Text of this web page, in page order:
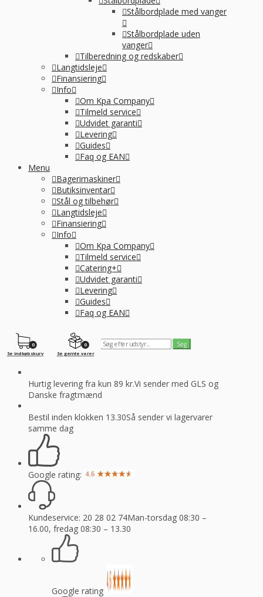
Stålbordplade med vanger
Stålbordplade uden
vanger
Tilberedning og redskaber
Langtidsleje
Finansiering
Info
Om Kpa Company
Tilmeld service
Udvidet garanti
Levering
Guides
Faq og EAN
Menu
Bagerimaskiner
Butiksinventar
Stål og tilbehør
Langtidsleje
Finansiering
Info
Om Kpa Company
Tilmeld service
Catering+
Udvidet garanti
Levering
Guides
Faq og EAN
0
Se gemte varer
0
Se indkøbskurv
Hurtig levering fra kun 89 kr.Vi sender med GLS og
Danske fragtmænd
Bestil inden klokken 13.30Så sender vi lagervarer
samme dag
Google rating:
Kundeservice: 20 28 02 74Man-torsdag 08:30 –
16.00, fredag 08:30 – 13.30
Google rating